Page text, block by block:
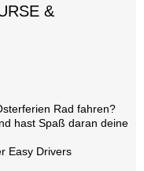
&
Rad fahren?
hast Spaß daran deine
Easy Drivers